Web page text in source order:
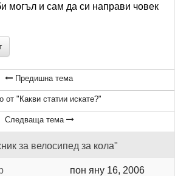
могъл и сам да си направи човек
Предишна тема
от "Какви статии искате?"
Следваща тема
за велосипед за кола"
пон яну 16, 2006